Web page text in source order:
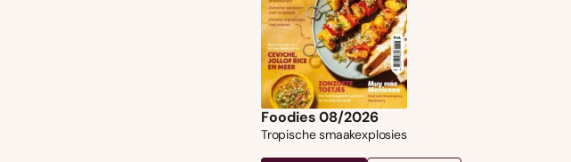
Foodies 08/2026
Tropische smaakexplosies